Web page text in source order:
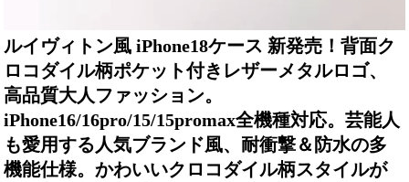
ルイヴィトン風 iPhone18ケース 新発売！背面ク
ロコダイル柄ポケット付きレザーメタルロゴ、
高品質大人ファッション。
iPhone16/16pro/15/15promax全機種対応。芸能人
も愛用する人気ブランド風、耐衝撃＆防水の多
機能仕様。かわいいクロコダイル柄スタイルが